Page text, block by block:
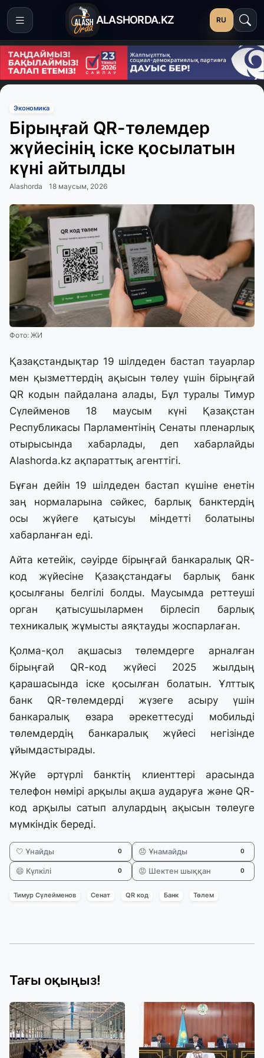
ALASHORDA.KZ RU
Экономика
Бірыңғай QR-төлемдер
жүйесінің іске қосылатын
күні айтылды
Alashorda 18 маусым, 2026
Фото: ЖИ
Қазақстандықтар 19 шілдеден бастап тауарлар
мен қызметтердің ақысын төлеу үшін бірыңғай
QR кодын пайдалана алады, Бұл туралы Тимур
Сүлейменов 18 маусым күні Қазақстан
Республикасы Парламентінің Сенаты пленарлық
отырысында хабарлады, деп хабарлайды
Alashorda.kz ақпараттық агенттігі.
Бұған дейін 19 шілдеден бастап күшіне енетін
заң нормаларына сәйкес, барлық банктердің
осы жүйеге қатысуы міндетті болатыны
хабарланған еді.
Айта кетейік, сәуірде бірыңғай банкаралық QR-
код жүйесіне Қазақстандағы барлық банк
қосылғаны белгілі болды. Маусымда реттеуші
орган қатысушылармен бірлесіп барлық
техникалық жұмысты аяқтауды жоспарлаған.
Қолма-қол ақшасыз төлемдерге арналған
бірыңғай QR-код жүйесі 2025 жылдың
қарашасында іске қосылған болатын. Ұлттық
банк QR-төлемдерді жүзеге асыру үшін
банкаралық өзара әрекеттесуді мобильді
төлемдердің банкаралық жүйесі негізінде
ұйымдастырады.
Жүйе әртүрлі банктің клиенттері арасында
телефон нөмірі арқылы ақша аударуға және QR-
код арқылы сатып алулардың ақысын төлеуге
мүмкіндік береді.
🤍 Ұнайды 0 😞 Ұнамайды 0
😄 Күлкілі 0 😡 Шектен шыққан 0
Тимур Сүлейменов Сенат QR код Банк Төлем
Тағы оқыңыз!